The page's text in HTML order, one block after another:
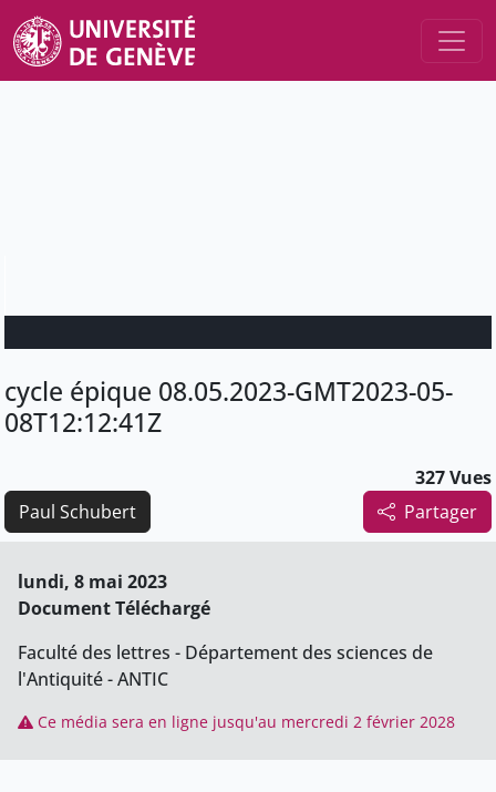
cycle épique 08.05.2023-GMT2023-05-
08T12:12:41Z
327 Vues
Partager
Paul Schubert
lundi, 8 mai 2023
Document Téléchargé
Faculté des lettres - Département des sciences de
l'Antiquité - ANTIC
Ce média sera en ligne jusqu'au mercredi 2 février 2028